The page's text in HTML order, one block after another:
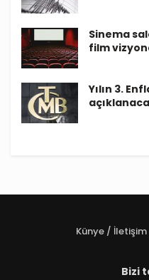
Sinema
film
Yılın 3.
Künye / İletişim
Bizi